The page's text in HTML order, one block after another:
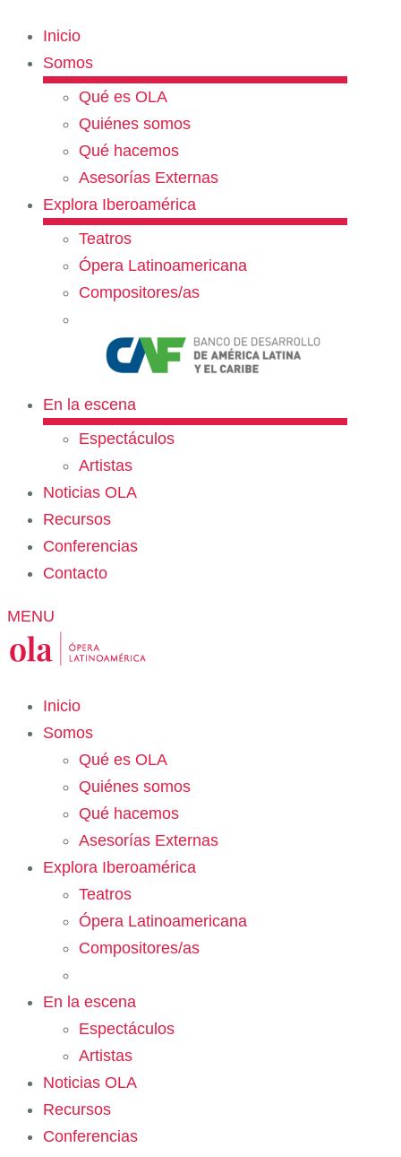
Inicio
Somos
Qué es OLA
Quiénes somos
Qué hacemos
Asesorías Externas
Explora Iberoamérica
Teatros
Ópera Latinoamericana
Compositores/as
En la escena
Espectáculos
Artistas
Noticias OLA
Recursos
Conferencias
Contacto
MENU
Inicio
Somos
Qué es OLA
Quiénes somos
Qué hacemos
Asesorías Externas
Explora Iberoamérica
Teatros
Ópera Latinoamericana
Compositores/as
En la escena
Espectáculos
Artistas
Noticias OLA
Recursos
Conferencias